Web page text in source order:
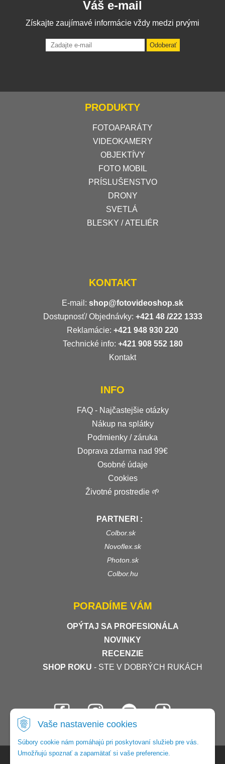
Vaše nastavenie cookies
Súbory cookie nám pomáhajú pri poskytovaní služieb pre vás.
Umožňujú spoznať a zapamätať si vaše preferencie.
Váš e-mail
Získajte zaujímavé informácie vždy medzi prvými
Odoberať
PRODUKTY
FOTOAPARÁTY
VIDEOKAMERY
OBJEKTÍVY
FOTO MOBIL
PRÍSLUŠENSTVO
DRONY
SVETLÁ
BLESKY / ATELIÉR
KONTAKT
E-mail: shop@fotovideoshop.sk
Dostupnosť/ Objednávky: +421 48 /222 1333
Reklamácie: +421 948 930 220
Technické info: +421 908 552 180
Kontakt
INFO
FAQ - Najčastejšie otázky
Nákup na splátky
Podmienky / záruka
Doprava zdarma nad 99€
Osobné údaje
Cookies
Životné prostredie 🌱
PARTNERI :
Colbor.sk
Novoflex.sk
Photon.sk
Colbor.hu
PORADÍME VÁM
OPÝTAJ SA PROFESIONÁLA
NOVINKY
RECENZIE
SHOP ROKU - STE V DOBRÝCH RUKÁCH
© 2026 Foto-video-shop •tvorba eshopu cez UNIobchod